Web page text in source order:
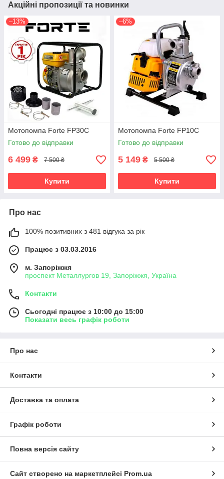
Акційні пропозиції та новинки
–13%
Мотопомпа Forte FP30C
Готово до відправки
6 499 ₴ 7 500 ₴
Купити
–6%
Мотопомпа Forte FP10C
Готово до відправки
5 149 ₴ 5 500 ₴
Купити
Про нас
100% позитивних з 481 відгука за рік
Працює з 03.03.2016
м. Запоріжжя
проспект Металлургов 19, Запоріжжя, Україна
Контакти
Сьогодні працює з 10:00 до 15:00
Показати весь графік роботи
Про нас
Контакти
Доставка та оплата
Графік роботи
Повна версія сайту
Сайт створено на маркетплейсі Prom.ua